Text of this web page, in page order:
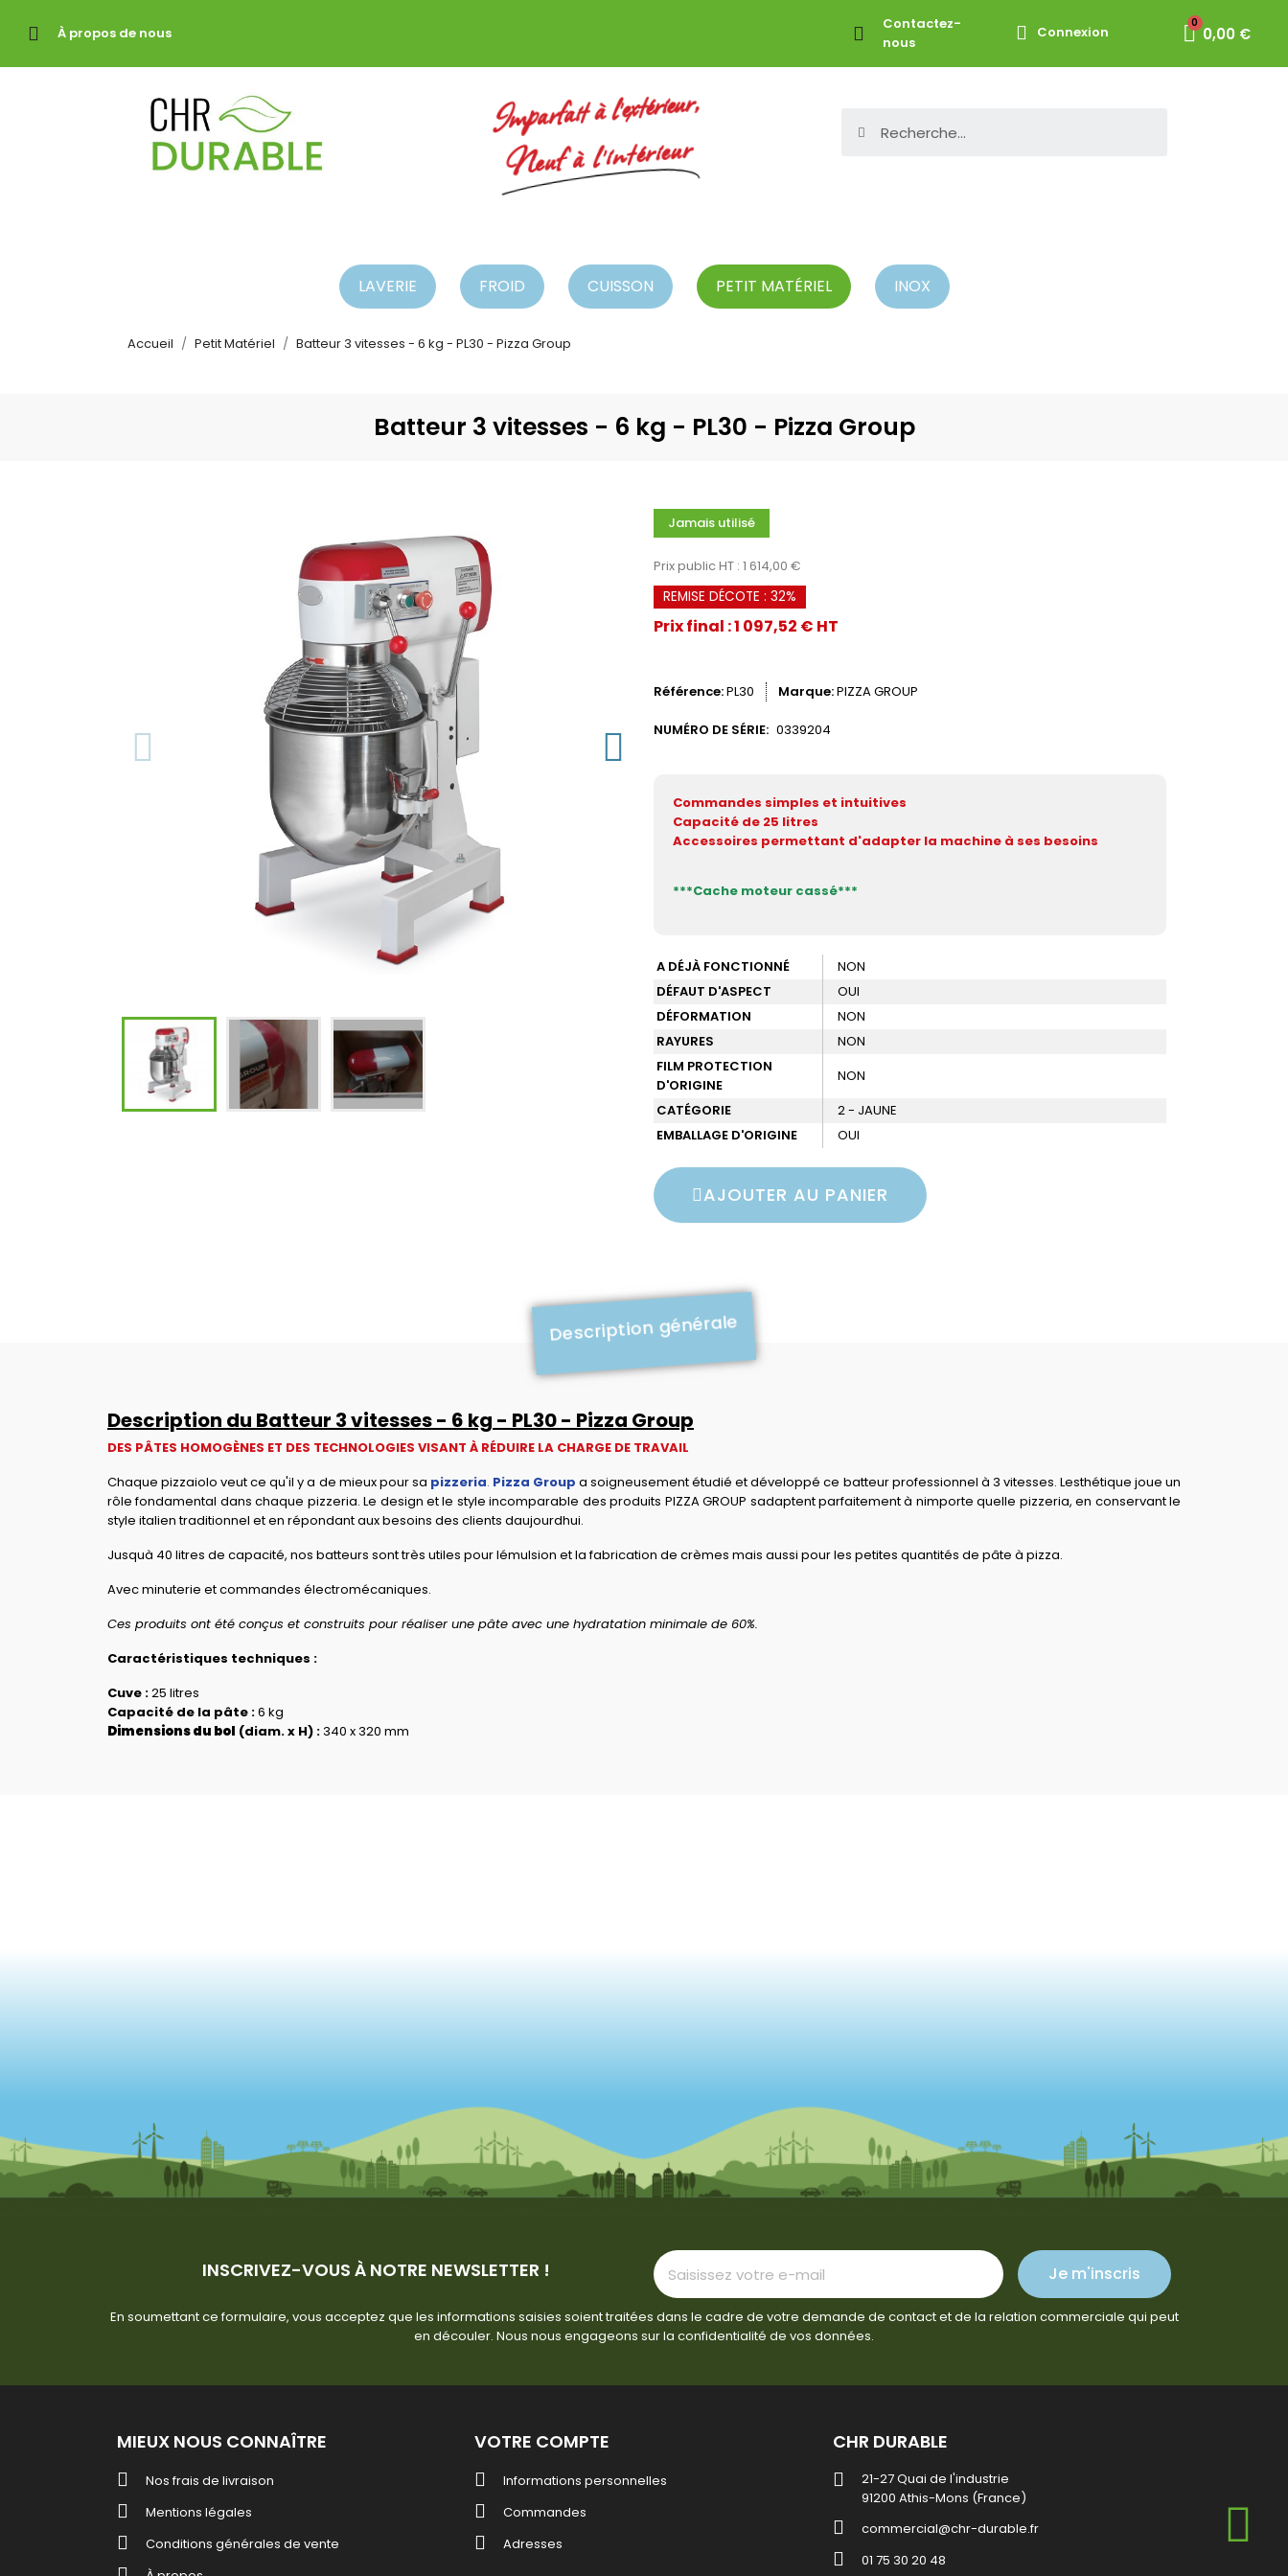
À propos de nous
Contactez-
nous
Connexion 0,00 €
Imparfait à l'extérieur,
Neuf à l'intérieur
LAVERIE FROID CUISSON PETIT MATÉRIEL INOX
Accueil Petit Matériel Batteur 3 vitesses - 6 kg - PL30 - Pizza Group
Batteur 3 vitesses - 6 kg - PL30 - Pizza Group
Jamais utilisé
Prix public HT : 1 614,00 €
REMISE DÉCOTE : 32%
Prix final : 1 097,52 € HT
Référence PL30 Marque PIZZA GROUP
NUMÉRO DE SÉRIE: 0339204
Commandes simples et intuitives
Capacité de 25 litres
Accessoires permettant d'adapter la machine à ses besoins
***Cache moteur cassé***
A DÉJÀ FONCTIONNÉ
NON
DÉFAUT D'ASPECT
OUI
DÉFORMATION
NON
RAYURES
NON
FILM PROTECTION
D'ORIGINE
NON
CATÉGORIE
2 - JAUNE
EMBALLAGE D'ORIGINE
OUI
AJOUTER AU PANIER
Description générale
Description du Batteur 3 vitesses - 6 kg - PL30 - Pizza Group
DES PÂTES HOMOGÈNES ET DES TECHNOLOGIES VISANT À RÉDUIRE LA CHARGE DE TRAVAIL
Chaque pizzaiolo veut ce qu'il y a de mieux pour sa pizzeria. Pizza Group a soigneusement étudié et développé ce batteur professionnel à 3 vitesses. Lesthétique joue un
rôle fondamental dans chaque pizzeria. Le design et le style incomparable des produits PIZZA GROUP sadaptent parfaitement à nimporte quelle pizzeria, en conservant le
style italien traditionnel et en répondant aux besoins des clients daujourdhui.
Jusquà 40 litres de capacité, nos batteurs sont très utiles pour lémulsion et la fabrication de crèmes mais aussi pour les petites quantités de pâte à pizza.
Avec minuterie et commandes électromécaniques.
Ces produits ont été conçus et construits pour réaliser une pâte avec une hydratation minimale de 60%.
Caractéristiques techniques :
Cuve :25 litres
Capacité de la pâte :6 kg
Dimensionsdu bol (diam. x H) :340 x 320 mm
INSCRIVEZ-VOUS À NOTRE NEWSLETTER ! Je m'inscris
En soumettant ce formulaire, vous acceptez que les informations saisies soient traitées dans le cadre de votre demande de contact et de la relation commerciale qui peut
en découler. Nous nous engageons sur la confidentialité de vos données.
MIEUX NOUS CONNAÎTRE
Nos frais de livraison
Mentions légales
Conditions générales de vente
VOTRE COMPTE
Informations personnelles
Commandes
Adresses
CHR DURABLE
21-27 Quai de l'industrie
91200 Athis-Mons (France)
commercial@chr-durable.fr
01 75 30 20 48